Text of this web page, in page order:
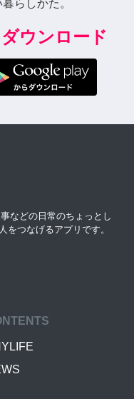
らしかた。
ウンロード
などの日常のちょっとし
をつなげるアプリです。